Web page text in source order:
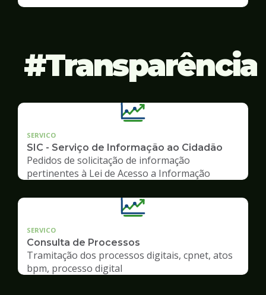
Transparência
SERVICO
SIC - Serviço de Informação ao Cidadão
Pedidos de solicitação de informação
pertinentes à Lei de Acesso a Informação
SERVICO
Consulta de Processos
Tramitação dos processos digitais, cpnet, atos
bpm, processo digital